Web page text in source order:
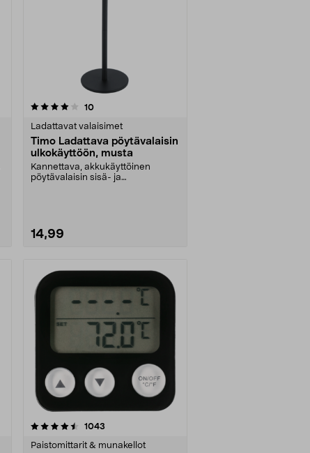
10arvostelut
Ladattavat valaisimet
Timo Ladattava pöytävalaisin
ulkokäyttöön, musta
Kannettava, akkukäyttöinen
pöytävalaisin sisä- ja
14,99
1043
Paistomittarit & munakellot